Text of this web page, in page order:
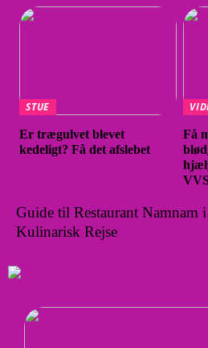
STUE
Er trægulvet blevet
kedeligt? Få det afslebet
Få
Guide til Restaurant Namnam
Kulinarisk Rejse